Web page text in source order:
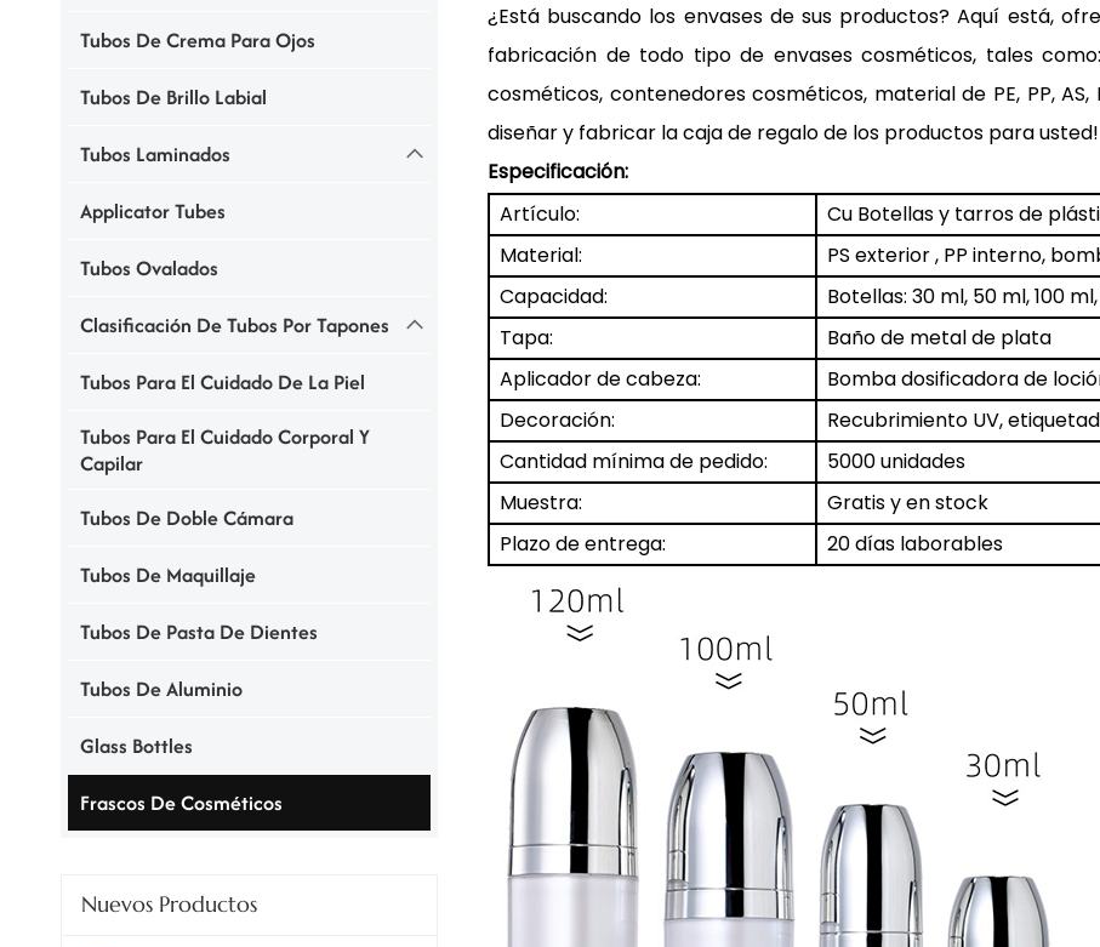
Tubos De Crema Para Ojos
Tubos De Brillo Labial
Tubos Laminados
Applicator Tubes
Tubos Ovalados
Clasificación De Tubos Por Tapones
Tubos Para El Cuidado De La Piel
Tubos Para El Cuidado Corporal Y
Capilar
Tubos De Doble Cámara
Tubos De Maquillaje
Tubos De Pasta De Dientes
Tubos De Aluminio
Glass Bottles
Frascos De Cosméticos
Nuevos Productos
¿Está buscando los envases de sus productos? Aquí está,
fabricación de todo tipo de envases cosméticos, tales
cosméticos, contenedores cosméticos, material de PE, PP,AS,
diseñar y fabricar la caja de regalo de los productos para usted!
Especificación:
Artículo:
Cu Botellas y tarros de
Material:
PS exterior, PP interno,
Capacidad:
Botellas: 30 ml, 50 ml, 100
Tapa:
Baño de metal de plata
Aplicador de cabeza:
Bomba dosificadora de
Decoración:
Recubrimiento UV,
Cantidad mínima de pedido:
5000 unidades
Muestra:
Gratis y en stock
Plazo de entrega:
20 días laborables